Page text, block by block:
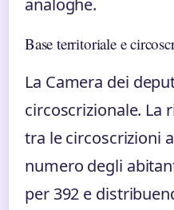
analoghe.
Base territoriale e
La Camera dei
circoscrizionale. La
tra le circoscrizioni
numero degli
per 392 e